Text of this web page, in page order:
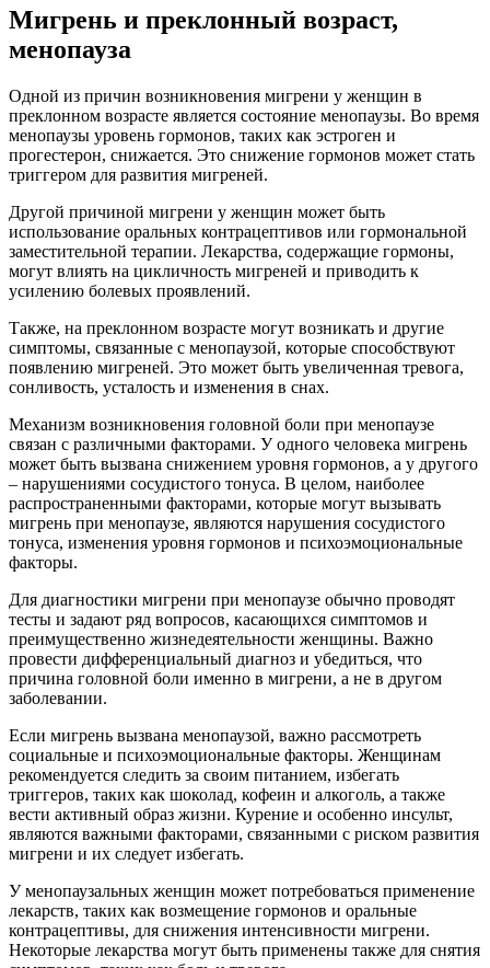
Мигрень и преклонный возраст,
менопауза
Одной из причин возникновения мигрени у женщин в
преклонном возрасте является состояние менопаузы. Во время
менопаузы уровень гормонов, таких как эстроген и
прогестерон, снижается. Это снижение гормонов может стать
триггером для развития мигреней.
Другой причиной мигрени у женщин может быть
использование оральных контрацептивов или гормональной
заместительной терапии. Лекарства, содержащие гормоны,
могут влиять на цикличность мигреней и приводить к
усилению болевых проявлений.
Также, на преклонном возрасте могут возникать и другие
симптомы, связанные с менопаузой, которые способствуют
появлению мигреней. Это может быть увеличенная тревога,
сонливость, усталость и изменения в снах.
Механизм возникновения головной боли при менопаузе
связан с различными факторами. У одного человека мигрень
может быть вызвана снижением уровня гормонов, а у другого
– нарушениями сосудистого тонуса. В целом, наиболее
распространенными факторами, которые могут вызывать
мигрень при менопаузе, являются нарушения сосудистого
тонуса, изменения уровня гормонов и психоэмоциональные
факторы.
Для диагностики мигрени при менопаузе обычно проводят
тесты и задают ряд вопросов, касающихся симптомов и
преимущественно жизнедеятельности женщины. Важно
провести дифференциальный диагноз и убедиться, что
причина головной боли именно в мигрени, а не в другом
заболевании.
Если мигрень вызвана менопаузой, важно рассмотреть
социальные и психоэмоциональные факторы. Женщинам
рекомендуется следить за своим питанием, избегать
триггеров, таких как шоколад, кофеин и алкоголь, а также
вести активный образ жизни. Курение и особенно инсульт,
являются важными факторами, связанными с риском развития
мигрени и их следует избегать.
У менопаузальных женщин может потребоваться применение
лекарств, таких как возмещение гормонов и оральные
контрацептивы, для снижения интенсивности мигрени.
Некоторые лекарства могут быть применены также для снятия